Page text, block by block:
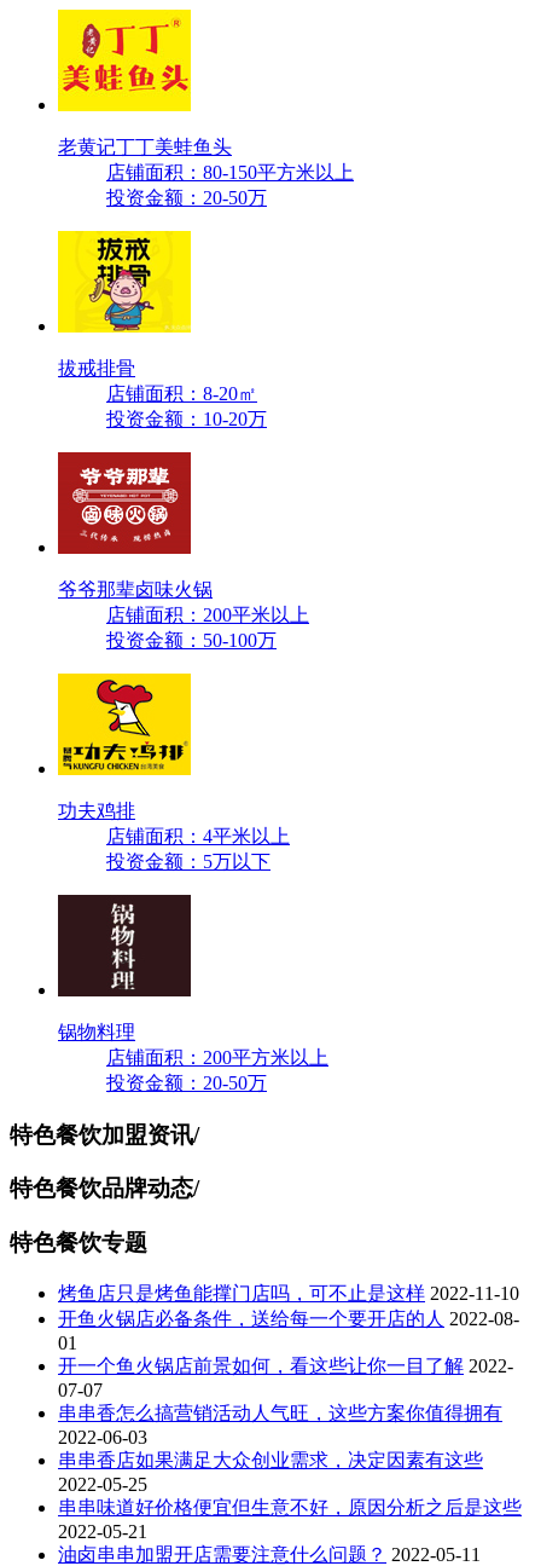
老黄记丁丁美蛙鱼头
店铺面积：80-150平方米以上
投资金额：20-50万
拔戒排骨
店铺面积：8-20㎡
投资金额：10-20万
爷爷那辈卤味火锅
店铺面积：200平米以上
投资金额：50-100万
功夫鸡排
店铺面积：4平米以上
投资金额：5万以下
锅物料理
店铺面积：200平方米以上
投资金额：20-50万
特色餐饮加盟资讯/
特色餐饮品牌动态/
特色餐饮专题
烤鱼店只是烤鱼能撑门店吗，可不止是这样 2022-11-10
开鱼火锅店必备条件，送给每一个要开店的人 2022-08-
01
开一个鱼火锅店前景如何，看这些让你一目了解 2022-
07-07
串串香怎么搞营销活动人气旺，这些方案你值得拥有
2022-06-03
串串香店如果满足大众创业需求，决定因素有这些
2022-05-25
串串味道好价格便宜但生意不好，原因分析之后是这些
2022-05-21
油卤串串加盟开店需要注意什么问题？ 2022-05-11